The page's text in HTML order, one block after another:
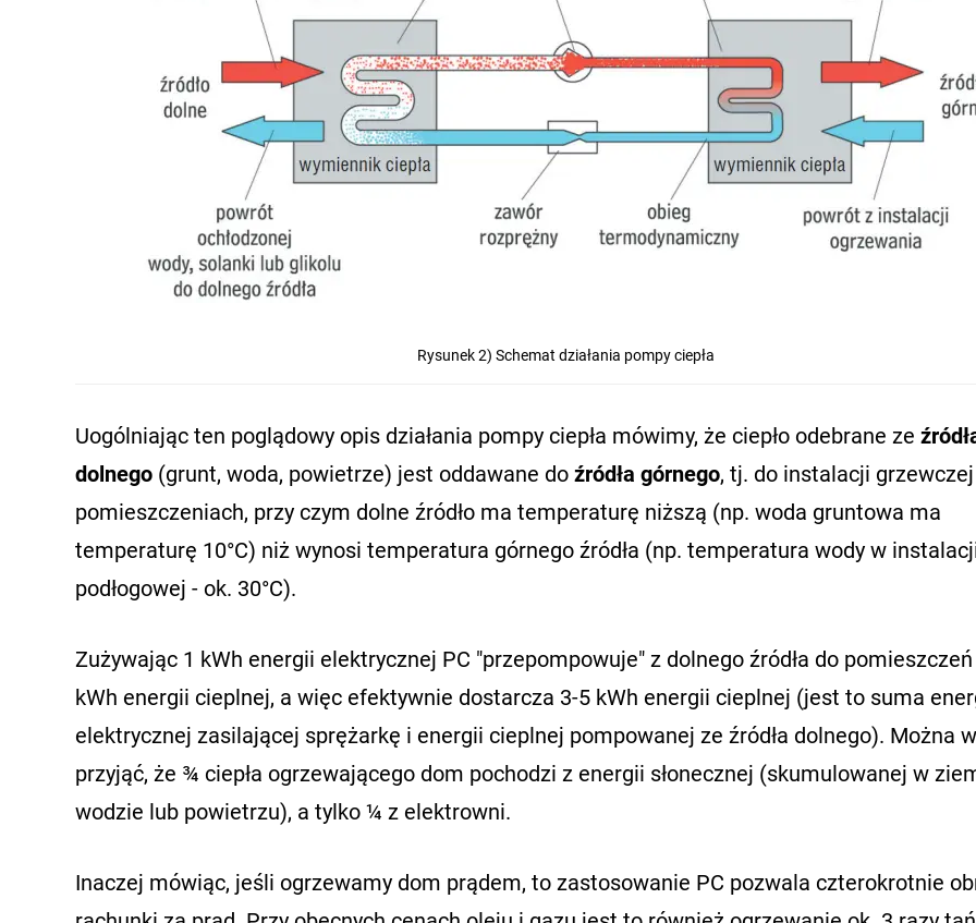
Rysunek 2) Schemat działania pompy ciepła
Uogólniając ten poglądowy opis działania pompy ciepła mówimy, że ciepło odebrane ze
dolnego (grunt, woda, powietrze) jest oddawane do źródła górnego, tj. do instalacji
pomieszczeniach, przy czym dolne źródło ma temperaturę niższą (np. woda gruntowa ma
temperaturę 10°C) niż wynosi temperatura górnego źródła (np. temperatura wody w
podłogowej - ok. 30°C).
Zużywając 1 kWh energii elektrycznej PC "przepompowuje" z dolnego źródła do
kWh energii cieplnej, a więc efektywnie dostarcza 3-5 kWh energii cieplnej (jest to suma
elektrycznej zasilającej sprężarkę i energii cieplnej pompowanej ze źródła dolnego). Można
przyjąć, że ¾ ciepła ogrzewającego dom pochodzi z energii słonecznej (skumulowanej w
wodzie lub powietrzu), a tylko ¼ z elektrowni.
Inaczej mówiąc, jeśli ogrzewamy dom prądem, to zastosowanie PC pozwala czterokrotnie